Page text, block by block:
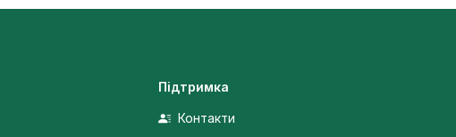
Підтримка
Контакти